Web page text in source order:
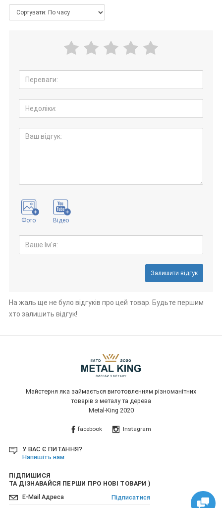
Фото Відео
Залишити відгук
На жаль ще не було відгуків про цей товар. Будьте першим
хто залишить відгук!
Майстерня яка займається виготовленням різноманітних
товарів з металу та дерева
Metal-King 2020
facebook Instagram
У ВАС Є ПИТАННЯ?
Напишіть нам
ПІДПИШИСЯ
ТА ДІЗНАВАЙСЯ ПЕРШИ ПРО НОВІ ТОВАРИ )
Підписатися